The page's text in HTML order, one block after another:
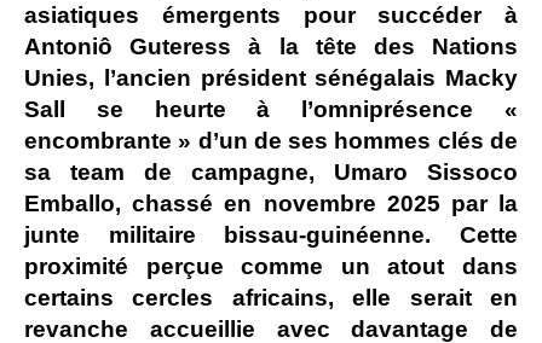
asiatiques émergents pour succéder à
Antoniô Guteress à la tête des Nations
Unies, l’ancien président sénégalais Macky
Sall se heurte à l’omniprésence «
encombrante » d’un de ses hommes clés de
sa team de campagne, Umaro Sissoco
Emballo, chassé en novembre 2025 par la
junte militaire bissau-guinéenne. Cette
proximité perçue comme un atout dans
certains cercles africains, elle serait en
revanche accueillie avec davantage de